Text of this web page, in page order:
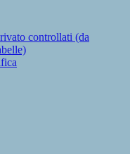
controllati (da